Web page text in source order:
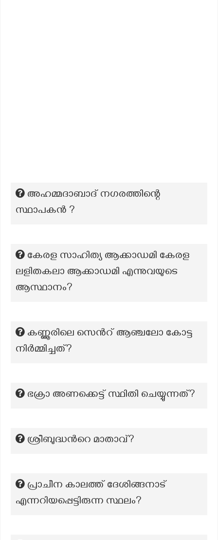
അഹമ്മദാബാദ് നഗരത്തിന്റെ
സ്ഥാപകൻ ?
കേരള സാഹിത്യ ആക്കാഡമി കേരള
ലളിതകലാ ആക്കാഡമി എന്നുവയുടെ
ആസ്ഥാനം?
കണ്ണൂരിലെ സെന്‍റ് ആഞ്ചലോ കോട്ട
നിർമ്മിച്ചത്?
ഭക്രാ അണക്കെട്ട് സ്ഥിതി ചെയ്യുന്നത്?
ശ്രീബുദ്ധന്‍റെ മാതാവ്?
പ്രാചീന കാലത്ത് ദേശിങ്ങനാട്
എന്നറിയപ്പെട്ടിരുന്ന സ്ഥലം?